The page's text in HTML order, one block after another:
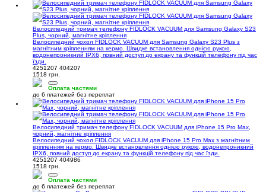
Велосипедний тримач телефону FIDLOCK VACUUM для Samsung Galaxy S23
Plus, чорний, магнітне кріплення
Велосипедний чохол FIDLOCK VACUUM для Samsung Galaxy S23 Plus з
магнітним кріпленням на кермо. Швидке встановлення однією рукою,
водонепроникний IPX6, повний доступ до екрану та функцій телефону під час
їзди.
4251207 404207
1518 грн.
Оплата частями
до 6 платежей без переплат
Велосипедний тримач телефону FIDLOCK VACUUM для iPhone 15 Pro Max,
чорний, магнітне кріплення
Велосипедний чохол FIDLOCK VACUUM для iPhone 15 Pro Max з магнітним
кріпленням на кермо. Швидке встановлення однією рукою, водонепроникний
IPX6, повний доступ до екрану та функцій телефону під час їзди.
4251207 404986
1518 грн.
Оплата частями
до 6 платежей без переплат